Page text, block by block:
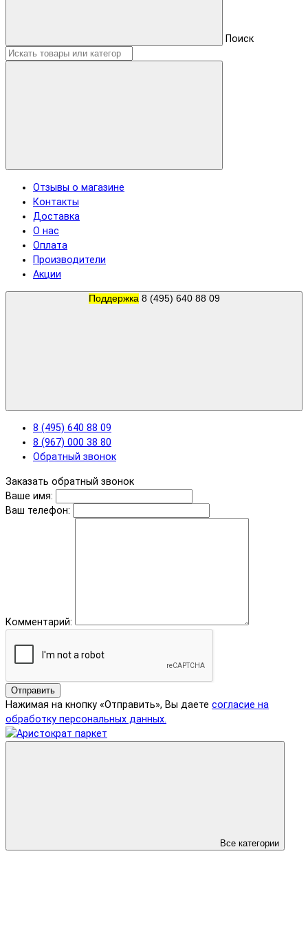
Поиск
Отзывы о магазине
Контакты
Доставка
О нас
Оплата
Производители
Акции
Поддержка 8 (495) 640 88 09
8 (495) 640 88 09
8 (967) 000 38 80
Обратный звонок
Заказать обратный звонок
Ваше имя:
Ваш телефон:
Комментарий:
Отправить
Нажимая на кнопку «Отправить», Вы даете согласие на
обработку персональных данных.
Все категории